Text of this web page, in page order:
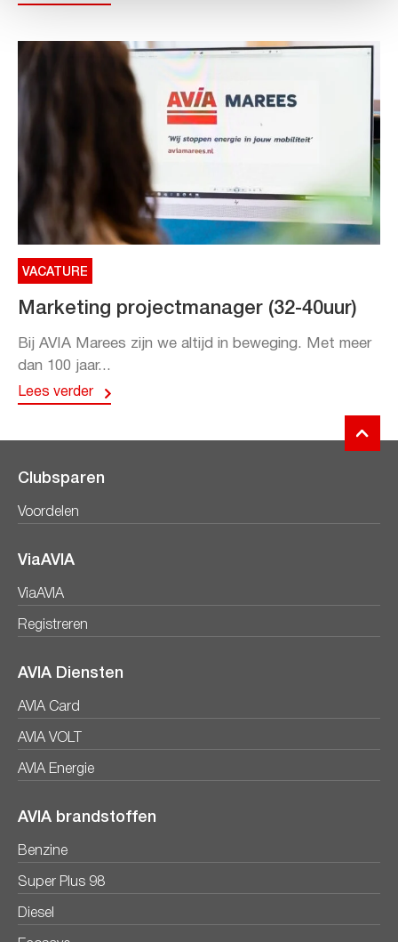
VACATURE
Marketing projectmanager (32-40uur)
Bij AVIA Marees zijn we altijd in beweging. Met meer
dan 100 jaar...
Lees verder
Clubsparen
Voordelen
ViaAVIA
ViaAVIA
Registreren
AVIA Diensten
AVIA Card
AVIA VOLT
AVIA Energie
AVIA brandstoffen
Benzine
Super Plus 98
Diesel